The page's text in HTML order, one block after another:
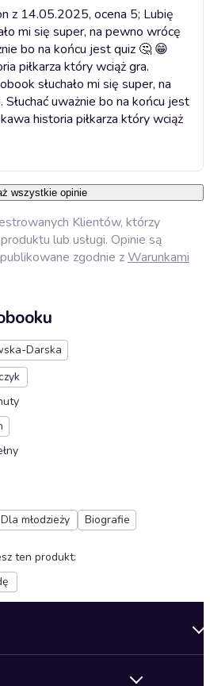
z 14.05.2025, ocena 5; Lubię
mi się super, na pewno wrócę
bo na końcu jest quiz 🤔 😁
piłkarza który wciąż gra.
słuchało mi się super, na
uważnie bo na końcu jest
historia piłkarza który wciąż
wszystkie opinie
Klientów, którzy
lub usługi. Opinie są
zgodnie zWarunkami
Darska
Dla młodzieży Biografie
ten produkt: